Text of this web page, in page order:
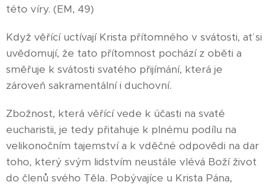
této víry. (EM, 49)
Když věřící uctívají Krista přítomného v svátosti, ať si
uvědomují, že tato přítomnost pochází z oběti a
směřuje k svátosti svatého přijímání, která je
zároveň sakramentální i duchovní.
Zbožnost, která věřící vede k účasti na svaté
eucharistii, je tedy přitahuje k plnému podílu na
velikonočním tajemství a k vděčné odpovědi na dar
toho, který svým lidstvím neustále vlévá Boží život
do členů svého Těla. Pobývajíce u Krista Pána,